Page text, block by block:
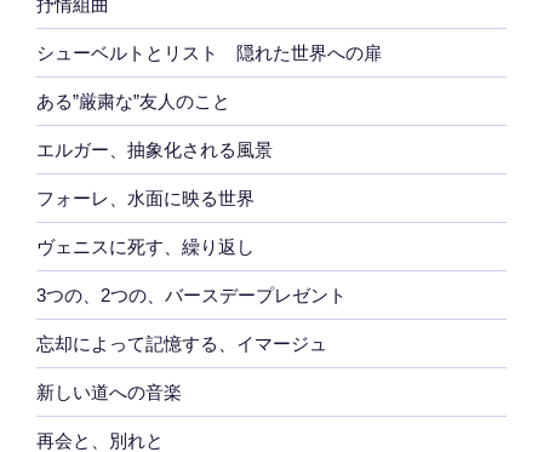
シューベルトとリスト 隠れた世界への扉
ある”厳粛な”友人のこと
エルガー、抽象化される風景
フォーレ、水面に映る世界
ヴェニスに死す、繰り返し
3つの、2つの、バースデープレゼント
忘却によって記憶する、イマージュ
新しい道への音楽
再会と、別れと